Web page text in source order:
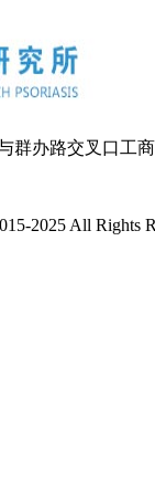
群办路交叉口工
2025 All Rights